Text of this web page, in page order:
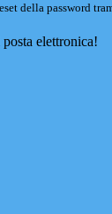
della password
elettronica!